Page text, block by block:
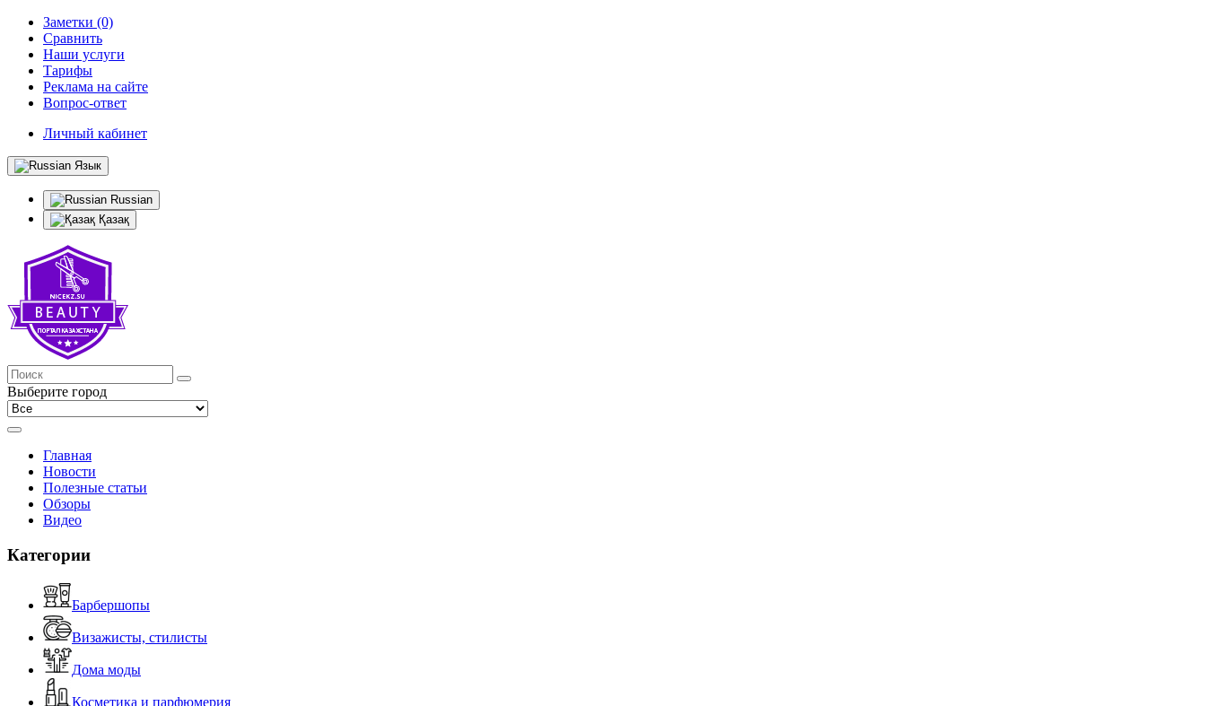
Заметки (0)
Сравнить
Наши услуги
Тарифы
Реклама на сайте
Вопрос-ответ
Личный кабинет
Язык
Russian
Қазақ
Выберите город
Главная
Новости
Полезные статьи
Обзоры
Видео
Категории
Барбершопы
Визажисты, стилисты
Дома моды
Косметика и парфюмерия